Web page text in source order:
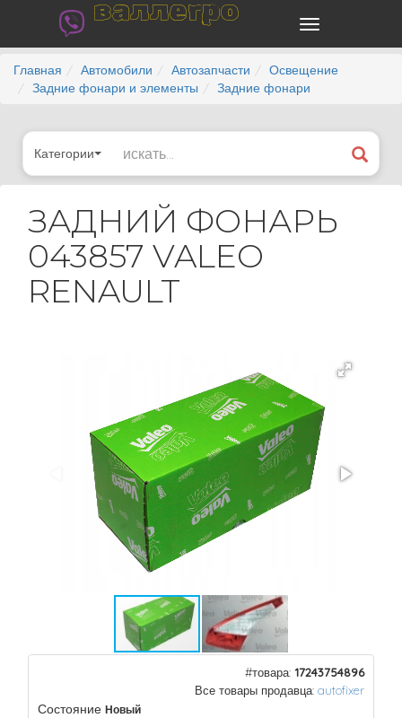
валлегро
Главная Автомобили Автозапчасти
Освещение
Задние фонари и элементы
Задние фонари
Категории
ЗАДНИЙ ФОНАРЬ
043857 VALEO
RENAULT
#товара: 17243754896
Все товары продавца: autofixer
Состояние Новый